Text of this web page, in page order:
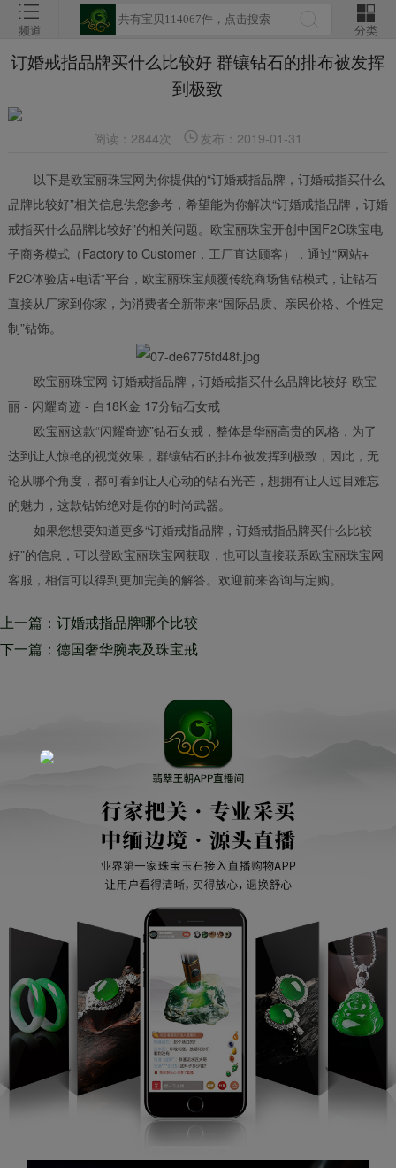
频道 分类
订婚戒指品牌买什么比较好 群镶钻石的排布被发挥
到极致
阅读：2844次 发布：2019-01-31
以下是欧宝丽珠宝网为你提供的“订婚戒指品牌，订婚戒指买什么
品牌比较好”相关信息供您参考，希望能为你解决“订婚戒指品牌，订婚
戒指买什么品牌比较好”的相关问题。欧宝丽珠宝开创中国F2C珠宝电
子商务模式（Factory to Customer，工厂直达顾客），通过“网站+
F2C体验店+电话”平台，欧宝丽珠宝颠覆传统商场售钻模式，让钻石
直接从厂家到你家，为消费者全新带来“国际品质、亲民价格、个性定
制”钻饰。
欧宝丽珠宝网-订婚戒指品牌，订婚戒指买什么品牌比较好-欧宝
丽 - 闪耀奇迹 - 白18K金 17分钻石女戒
欧宝丽这款“闪耀奇迹”钻石女戒，整体是华丽高贵的风格，为了
达到让人惊艳的视觉效果，群镶钻石的排布被发挥到极致，因此，无
论从哪个角度，都可看到让人心动的钻石光芒，想拥有让人过目难忘
的魅力，这款钻饰绝对是你的时尚武器。
如果您想要知道更多“订婚戒指品牌，订婚戒指品牌买什么比较
好”的信息，可以登欧宝丽珠宝网获取，也可以直接联系欧宝丽珠宝网
客服，相信可以得到更加完美的解答。欢迎前来咨询与定购。
上一篇：订婚戒指品牌哪个比较
好 国际品质亲民价格个性定制
下一篇：德国奢华腕表及珠宝戒
题戒指 每个人心中都有一座特